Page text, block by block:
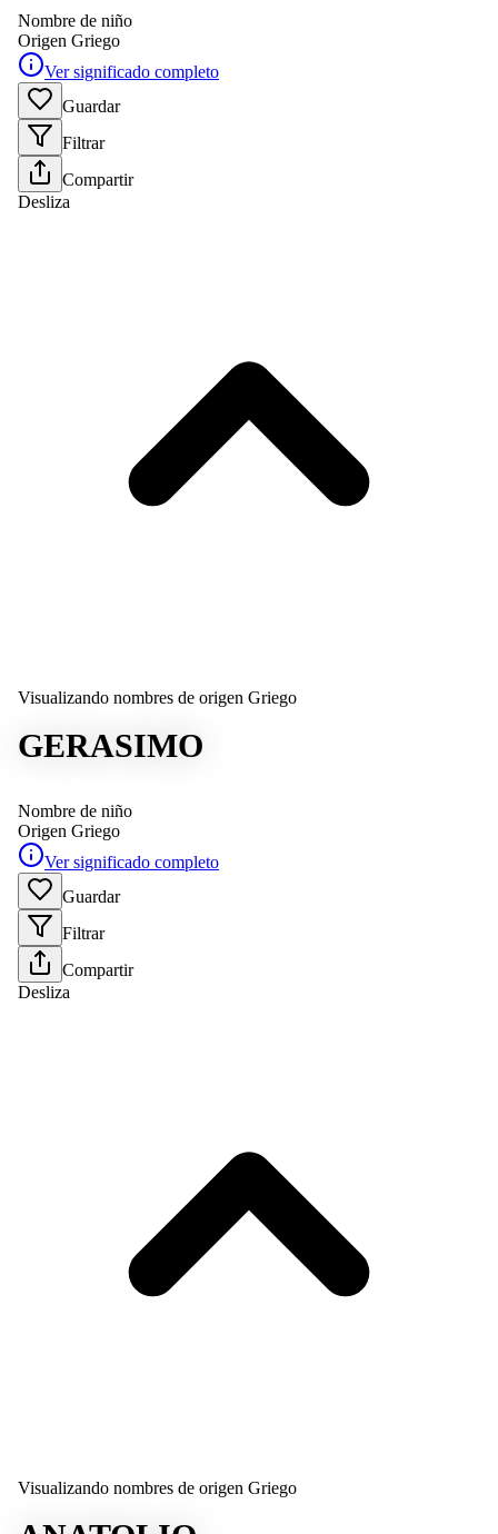
Nombre de niño
Origen Griego
Ver significado completo
Guardar
Filtrar
Compartir
Desliza
Visualizando nombres de origen Griego
GERASIMO
Nombre de niño
Origen Griego
Ver significado completo
Guardar
Filtrar
Compartir
Desliza
Visualizando nombres de origen Griego